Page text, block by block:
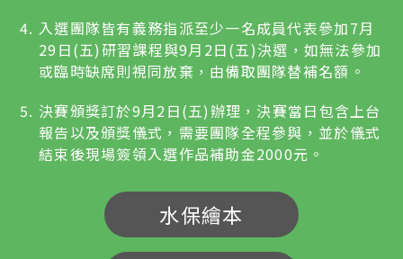
入選團隊皆有義務指派至少一名成員代表參加7月
29日(五)研習課程與9月2日(五)決選，如無法參加
或臨時缺席則視同放棄，由備取團隊替補名額。
決賽頒獎訂於9月2日(五)辦理，決賽當日包含上台
報告以及頒獎儀式，需要團隊全程參與，並於儀式
結束後現場簽領入選作品補助金2000元。
水保繪本